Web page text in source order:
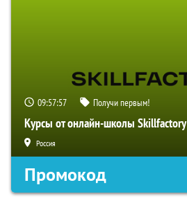
09:57:56 Получи первым!
Курсы от онлайн-школы Skillfactory
Россия
Промокод